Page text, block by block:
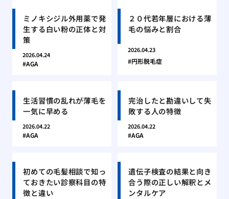
ミノキシジル外用薬で発
生する白い粉の正体と対
策
2026.04.24
AGA
２０代若年層における薄
毛の悩みと割合
2026.04.23
円形脱毛症
生活習慣の乱れが薄毛を
一気に早める
2026.04.22
AGA
完治したと勘違いして失
敗する人の特徴
2026.04.22
AGA
初めての毛髪相談で知っ
ておきたい診察科目の特
徴と違い
遺伝子検査の結果と向き
合う際の正しい解釈とメ
ンタルケア